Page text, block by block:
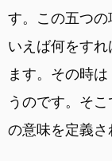
す。この五つ
いえば何をす
ます。その時
うのです。そ
の意味を定義さ